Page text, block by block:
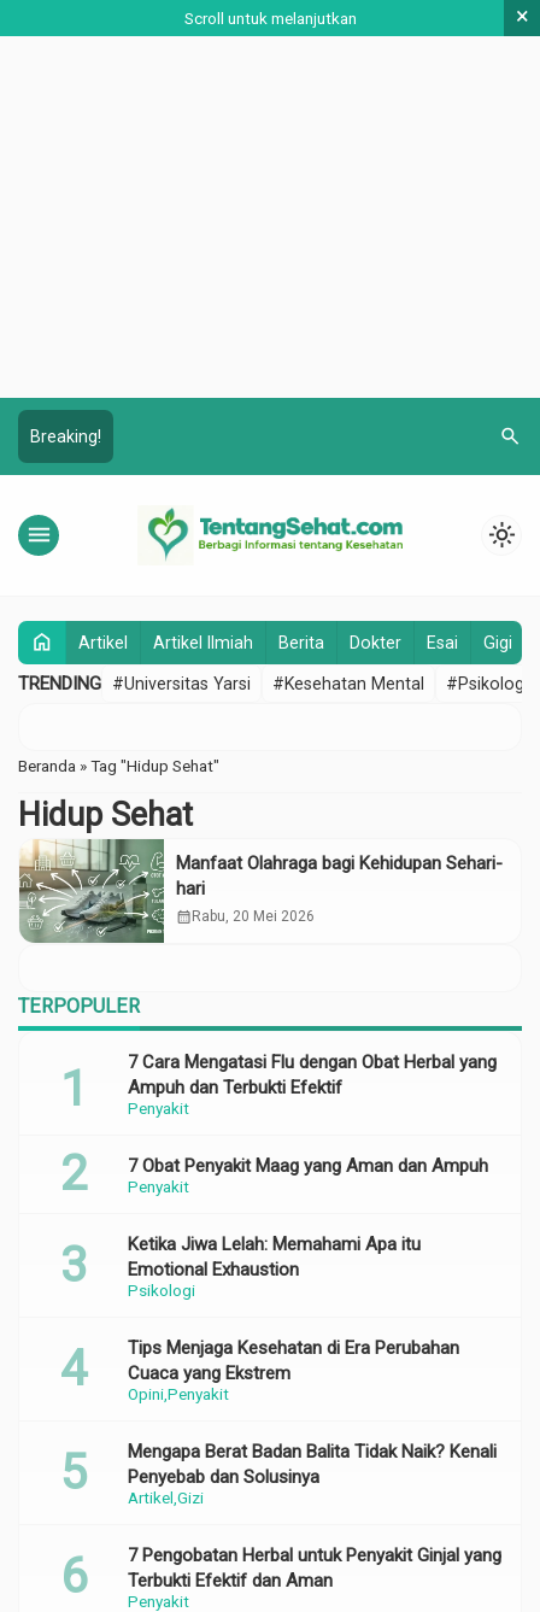
Scroll untuk melanjutkan ×
Breaking! search
menu light_mode
home Artikel Artikel Ilmiah Berita Dokter Esai Gigi
TRENDING #Universitas Yarsi #Kesehatan Mental #Psikologi
Beranda »Tag "Hidup Sehat"
Hidup Sehat
Manfaat Olahraga bagi Kehidupan Sehari-
hari
calendar_month Rabu, 20 Mei 2026
TERPOPULER
Penyakit
7 Cara Mengatasi Flu dengan Obat Herbal yang
Ampuh dan Terbukti Efektif
Penyakit
7 Obat Penyakit Maag yang Aman dan Ampuh
Psikologi
Ketika Jiwa Lelah: Memahami Apa itu
Emotional Exhaustion
OpiniPenyakit
Tips Menjaga Kesehatan di Era Perubahan
Cuaca yang Ekstrem
Artikel Gizi
Mengapa Berat Badan Balita Tidak Naik? Kenali
Penyebab dan Solusinya
Penyakit
7 Pengobatan Herbal untuk Penyakit Ginjal yang
Terbukti Efektif dan Aman